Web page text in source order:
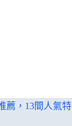
薦，13間人氣